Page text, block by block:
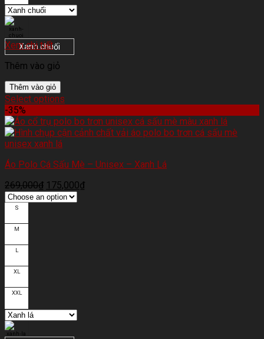
Xanh chuối
Xem chi tiết
Thêm vào giỏ
Thêm vào giỏ
Select options
-35%
Áo Polo Cá Sấu Mè – Unisex – Xanh Lá
269,000₫ 175,000₫
S
M
L
XL
XXL